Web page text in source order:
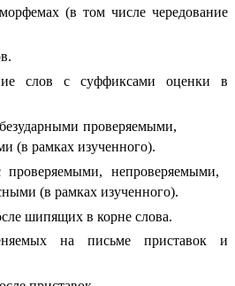
(в том числе чередование
слов с суффиксами оценки в
проверяемыми,
(в рамках изученного).
непроверяемыми,
(в рамках изученного).
шипящих в корне слова.
на письме приставок и